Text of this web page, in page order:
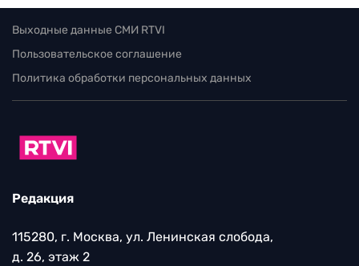
Выходные данные СМИ RTVI
Пользовательское соглашение
Политика обработки персональных данных
Редакция
115280, г. Москва, ул. Ленинская слобода,
д. 26, этаж 2